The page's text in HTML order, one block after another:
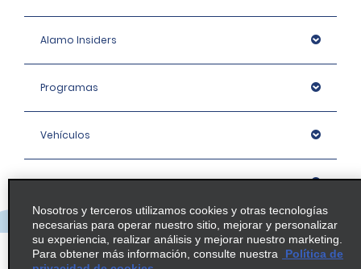
Alamo Insiders
Programas
Vehículos
Oficinas
Empresa
Nosotros y terceros utilizamos cookies y otras tecnologías
necesarias para operar nuestro sitio, mejorar y personalizar
su experiencia, realizar análisis y mejorar nuestro marketing.
Para obtener más información, consulte nuestra
Política de